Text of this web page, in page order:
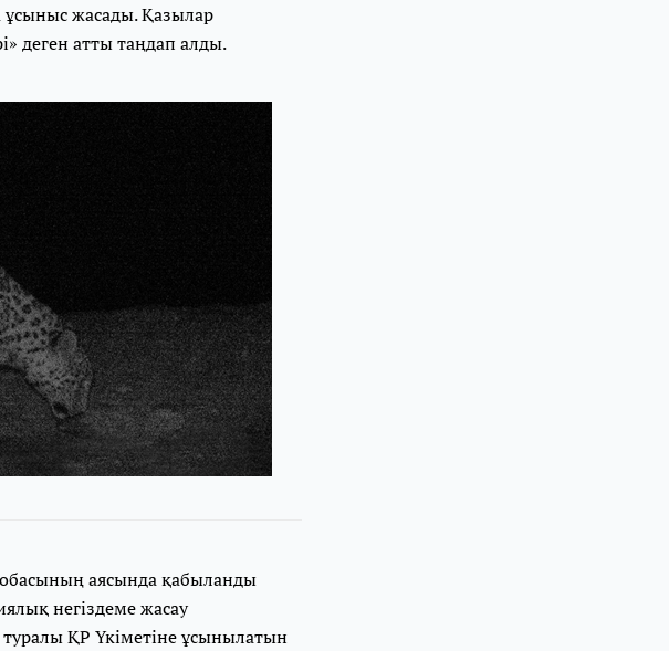
ұсыныс жасады. Қазылар
деген атты таңдап алды.
аясында қабыланды
негіздеме жасау
ҚР Үкіметіне ұсынылатын